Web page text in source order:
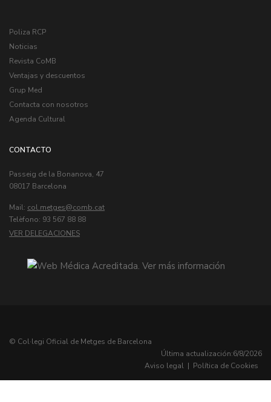
Poliza RCP
Noticias
Revista CoMB
Ventajas y descuentos
Grup Med
Contacta con nosotros
Agenda Cultural
CONTACTO
Passeig de la Bonanova, 47
08017 Barcelona
Mail: col.metges
Telèfono: 93 567 88 88
VER DELEGACIONES
© Col·legi Oficial de Metges de Barcelona
Última actualización:6/8/2026
Aviso legal | Política de Cookies